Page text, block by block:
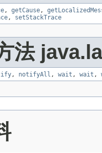
, getCause,
, setStackTrace
法
, notifyAll , wait , wait ,